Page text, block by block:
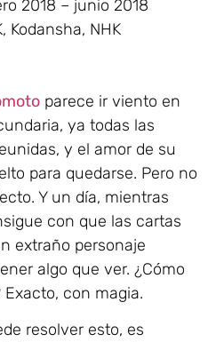
2018 – junio 2018
Kodansha, NHK
parece ir viento en
ya todas las
y el amor de su
para quedarse. Pero no
Y un día, mientras
con que las cartas
extraño personaje
algo que ver. ¿Cómo
con magia.
resolver esto, es